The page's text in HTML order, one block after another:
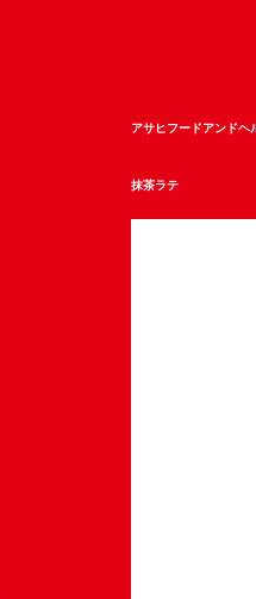
アサヒフードアンド
抹茶ラテ